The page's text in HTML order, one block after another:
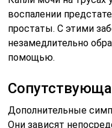
воспалении
простаты. С этими
незамедлительно
помощью.
Дополнительные
Они зависят